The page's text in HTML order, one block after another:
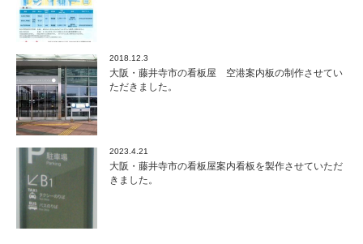
2018.12.3
大阪・藤井寺市の看板屋 空港案内板の制作させてい
ただきました。
2023.4.21
大阪・藤井寺市の看板屋案内看板を製作させていただ
きました。